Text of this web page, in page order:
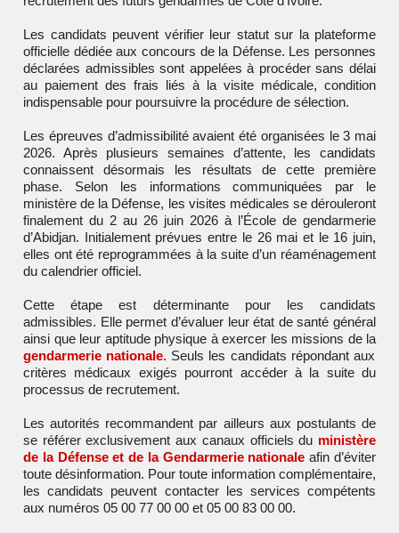
Les candidats peuvent vérifier leur statut sur la plateforme
officielle dédiée aux concours de la Défense. Les personnes
déclarées admissibles sont appelées à procéder sans délai
au paiement des frais liés à la visite médicale, condition
indispensable pour poursuivre la procédure de sélection.
Les épreuves d’admissibilité avaient été organisées le 3 mai
2026. Après plusieurs semaines d’attente, les candidats
connaissent désormais les résultats de cette première
phase. Selon les informations communiquées par le
ministère de la Défense, les visites médicales se dérouleront
finalement du 2 au 26 juin 2026 à l’École de gendarmerie
d’Abidjan. Initialement prévues entre le 26 mai et le 16 juin,
elles ont été reprogrammées à la suite d’un réaménagement
du calendrier officiel.
Cette étape est déterminante pour les candidats
admissibles. Elle permet d’évaluer leur état de santé général
ainsi que leur aptitude physique à exercer les missions de la
gendarmerie nationale. Seuls les candidats répondant aux
critères médicaux exigés pourront accéder à la suite du
processus de recrutement.
Les autorités recommandent par ailleurs aux postulants de
se référer exclusivement aux canaux officiels du ministère
de la Défense et de la Gendarmerie nationale afin d’éviter
toute désinformation. Pour toute information complémentaire,
les candidats peuvent contacter les services compétents
aux numéros 05 00 77 00 00 et 05 00 83 00 00.